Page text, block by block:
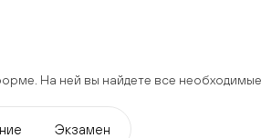
На ней вы найдете все
Экзамен